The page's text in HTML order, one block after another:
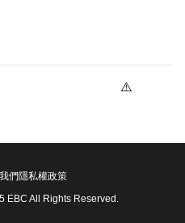
們隱私權政策
EBC All Rights Reserved.